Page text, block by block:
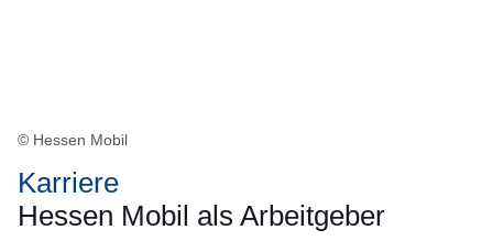
© Hessen Mobil
Karriere
Hessen Mobil als Arbeitgeber